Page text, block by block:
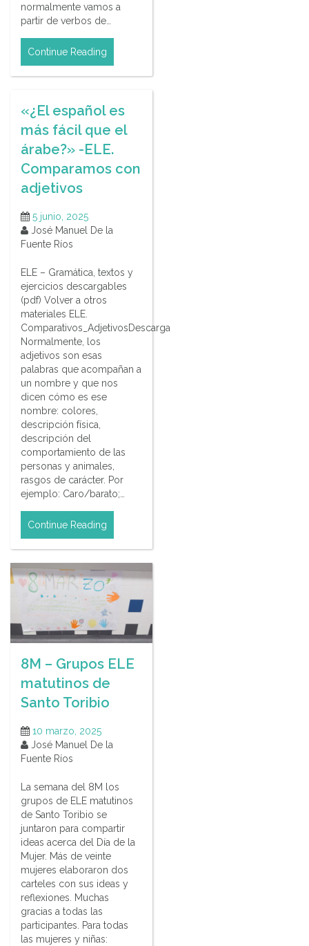
normalmente vamos a
partir de verbos de…
Continue Reading
«¿El español es
más fácil que el
árabe?» -ELE.
Comparamos con
adjetivos
5 junio, 2025
José Manuel De la
Fuente Ríos
ELE – Gramática, textos y
ejercicios descargables
(pdf) Volver a otros
materiales ELE.
Comparativos_AdjetivosDescarga
Normalmente, los
adjetivos son esas
palabras que acompañan a
un nombre y que nos
dicen cómo es ese
nombre: colores,
descripción física,
descripción del
comportamiento de las
personas y animales,
rasgos de carácter. Por
ejemplo: Caro/barato;…
Continue Reading
8M – Grupos ELE
matutinos de
Santo Toribio
10 marzo, 2025
José Manuel De la
Fuente Ríos
La semana del 8M los
grupos de ELE matutinos
de Santo Toribio se
juntaron para compartir
ideas acerca del Día de la
Mujer. Más de veinte
mujeres elaboraron dos
carteles con sus ideas y
reflexiones. Muchas
gracias a todas las
participantes. Para todas
las mujeres y niñas: